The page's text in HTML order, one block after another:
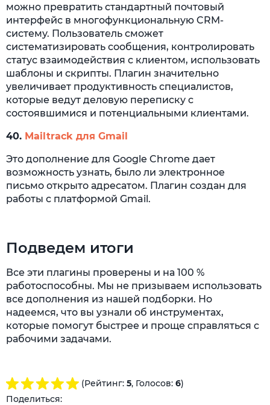
можно превратить стандартный почтовый
интерфейс в многофункциональную CRM-
систему. Пользователь сможет
систематизировать сообщения, контролировать
статус взаимодействия с клиентом, использовать
шаблоны и скрипты. Плагин значительно
увеличивает продуктивность специалистов,
которые ведут деловую переписку с
состоявшимися и потенциальными клиентами.
40. Mailtrack для Gmail
Это дополнение для Google Chrome дает
возможность узнать, было ли электронное
письмо открыто адресатом. Плагин создан для
работы с платформой Gmail.
Подведем итоги
Все эти плагины проверены и на 100 %
работоспособны. Мы не призываем использовать
все дополнения из нашей подборки. Но
надеемся, что вы узнали об инструментах,
которые помогут быстрее и проще справляться с
рабочими задачами.
(Рейтинг: 5, Голосов: 6)
Поделиться: